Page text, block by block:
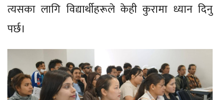
त्यसका लागि विद्यार्थीहरूले केही कुरामा ध्यान दिनु
पर्छ।